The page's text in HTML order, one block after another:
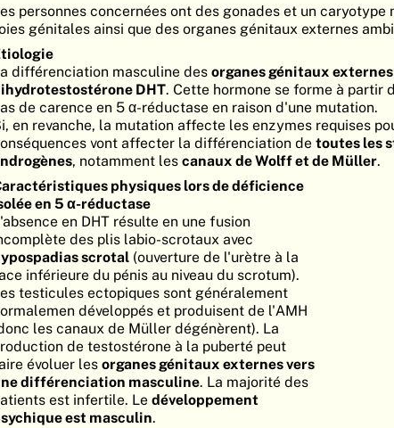
personnes concernées ont des gonades et un caryotype
génitales ainsi que des organes génitaux externes
différenciation masculine des organes génitaux externes
DHT. Cette hormone se forme à partir
de carence en 5 α-réductase en raison d'une mutation.
en revanche, la mutation affecte les enzymes requises
vont affecter la différenciation de toutes les
, notamment les canaux de Wolff et de Müller.
physiques lors de déficience
en 5 α-réductase
en DHT résulte en une fusion
des plis labio-scrotaux avec
scrotal (ouverture de l'urètre à la
inférieure du pénis au niveau du scrotum).
testicules ectopiques sont généralement
développés et produisent de l'AMH
les canaux de Müller dégénèrent). La
de testostérone à la puberté peut
évoluer lesorganes génitaux externes vers
différenciation masculine. La majorité des
est infertile. Le développement
est masculin.